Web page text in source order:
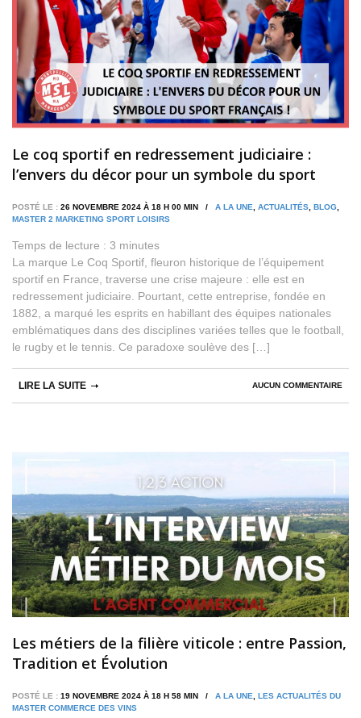
Le coq sportif en redressement judiciaire :
l’envers du décor pour un symbole du sport
POSTÉ LE : 26 NOVEMBRE 2024 À 18 H 00 MIN / A LA UNE ACTUALITÉS BLOG
MASTER 2 MARKETING SPORT LOISIRS
Temps de lecture : 3 minutes
La marque Le Coq Sportif, fleuron historique de l’équipement
sportif en France, traverse une crise majeure : elle est en
redressement judiciaire. Pourtant, cette entreprise, fondée en
1882, a marqué les esprits en habillant des équipes nationales
emblématiques dans des disciplines variées telles que le football,
le rugby et le tennis. Ce paradoxe soulève des […]
AUCUN COMMENTAIRE
LIRE LA SUITE
Les métiers de la filière viticole : entre Passion,
Tradition et Évolution
POSTÉ LE : 19 NOVEMBRE 2024 À 18 H 58 MIN / A LA UNE
LES ACTUALITÉS DU
MASTER COMMERCE DES VINS